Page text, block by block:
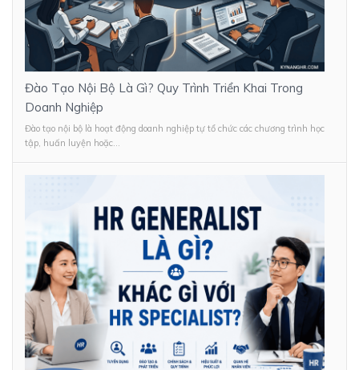
Đào Tạo Nội Bộ Là Gì? Quy Trình Triển Khai Trong
Doanh Nghiệp
Đào tạo nội bộ là hoạt động doanh nghiệp tự tổ chức các chương trình học
tập, huấn luyện hoặc...